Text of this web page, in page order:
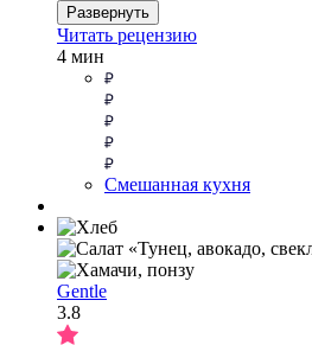
Развернуть
Читать рецензию
4 мин
Смешанная кухня
Gentle
3.8